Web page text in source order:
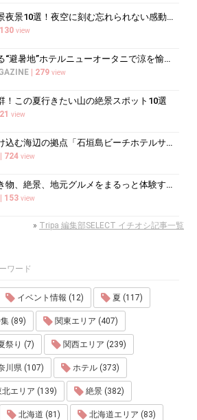
北海道の絶景夜景10選！夜空に刻む忘れられない感動の光景へ
130 view
大都会にある“避暑地”ホテルニューオータニで涼を愉しむ
| 279 view
！この夏行きたい山の絶景スポット10選
view
島時間に溶け込む海辺の拠点「石垣島ビーチホテルサンシャイン」で心ほどけるく...
| 724 view
大自然、生き物、絶景、地元グルメをまるっと体験する「湘南西エリア」
| 153 view
» Tripa 編集部SELECT イチオシ記事一覧
ワード
イベント情報 (12) 夏 (117)
(89) 関東エリア (407)
祭り (7) 関西エリア (239)
川県 (107) ホテル (373)
北エリア (139) 絶景 (382)
北海道 (81) 北海道エリア (83)